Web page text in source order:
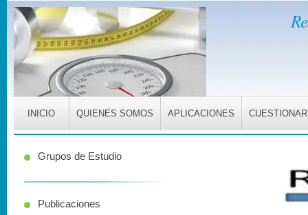
INICIO QUIENES SOMOS APLICACIONES
Grupos de Estudio
Publicaciones